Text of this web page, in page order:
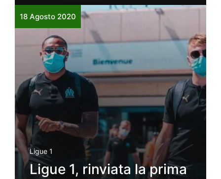
18 Agosto 2020
Ligue 1
Ligue 1, rinviata la prima